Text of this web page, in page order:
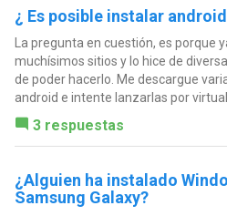
¿ Es posible instalar
La pregunta en cuestión, es porque
muchísimos sitios y lo hice de
de poder hacerlo. Me descargue
android e intente lanzarlas por
3 respuestas
¿Alguien ha instalado
Samsung Galaxy?